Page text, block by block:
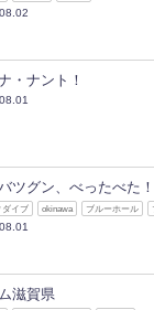
・ナント！
ツグン、べったべた！
ダイブ okinawa ブルーホール
滋賀県